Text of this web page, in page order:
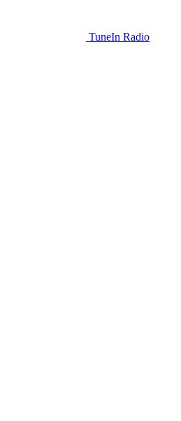
TuneIn Radio